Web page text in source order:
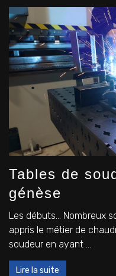
Tables de
génèse
Les débuts… Nombreux
appris le métier de
soudeur en ayant ...
Lire la suite